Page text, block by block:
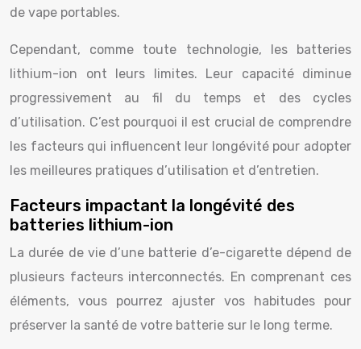
de vape portables.
Cependant, comme toute technologie, les batteries
lithium-ion ont leurs limites. Leur capacité diminue
progressivement au fil du temps et des cycles
d’utilisation. C’est pourquoi il est crucial de comprendre
les facteurs qui influencent leur longévité pour adopter
les meilleures pratiques d’utilisation et d’entretien.
Facteurs impactant la longévité des
batteries lithium-ion
La durée de vie d’une batterie d’e-cigarette dépend de
plusieurs facteurs interconnectés. En comprenant ces
éléments, vous pourrez ajuster vos habitudes pour
préserver la santé de votre batterie sur le long terme.